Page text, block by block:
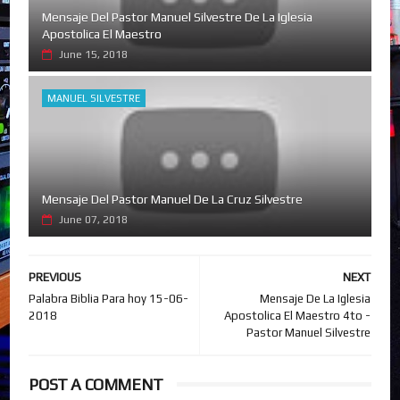
Mensaje Del Pastor Manuel Silvestre De La Iglesia
Apostolica El Maestro
June 15, 2018
MANUEL SILVESTRE
Mensaje Del Pastor Manuel De La Cruz Silvestre
June 07, 2018
NEXT
Mensaje De La Iglesia
Apostolica El Maestro 4to -
Pastor Manuel Silvestre
PREVIOUS
Palabra Biblia Para hoy 15-06-
2018
POST A COMMENT